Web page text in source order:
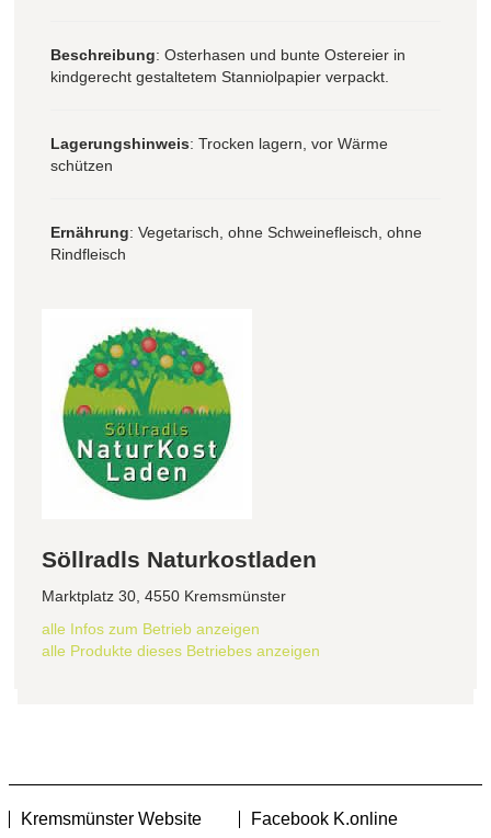
Beschreibung: Osterhasen und bunte Ostereier in
kindgerecht gestaltetem Stanniolpapier verpackt.
Lagerungshinweis: Trocken lagern, vor Wärme
schützen
Ernährung: Vegetarisch, ohne Schweinefleisch, ohne
Rindfleisch
Söllradls Naturkostladen
Marktplatz 30, 4550 Kremsmünster
alle Infos zum Betrieb anzeigen
alle Produkte dieses Betriebes anzeigen
Kremsmünster Website Facebook K.online